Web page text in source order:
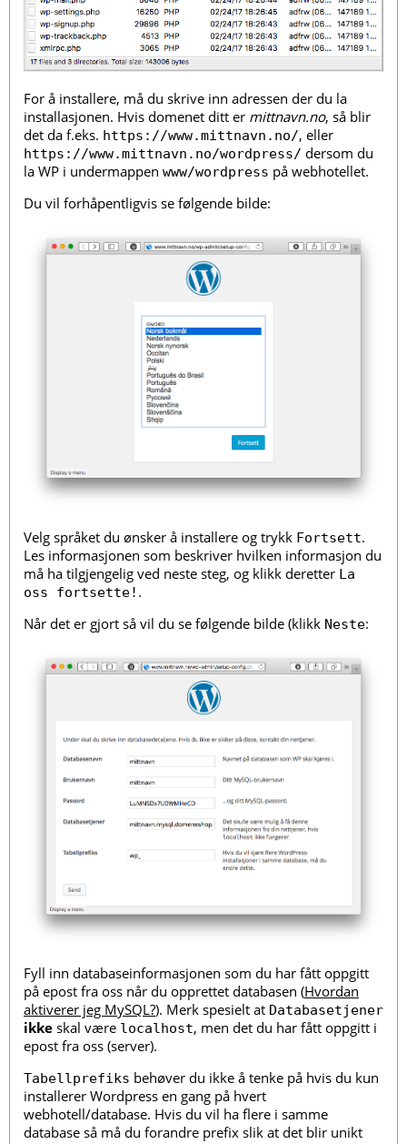
For å installere, må du skrive inn adressen der du la
installasjonen. Hvis domenet ditt er mittnavn.no, så blir
det da f.eks. https://www.mittnavn.no/, eller
https://www.mittnavn.no/wordpress/ dersom du
la WP i undermappen www/wordpress på webhotellet.
Du vil forhåpentligvis se følgende bilde:
Velg språket du ønsker å installere og trykk Fortsett.
Les informasjonen som beskriver hvilken informasjon du
må ha tilgjengelig ved neste steg, og klikk deretter La
oss fortsette! .
Når det er gjort så vil du se følgende bilde (klikk Neste:
Fyll inn databaseinformasjonen som du har fått oppgitt
på epost fra oss når du opprettet databasen (Hvordan
aktiverer jeg MySQL?). Merk spesielt at Databasetjener
ikke skal være localhost, men det du har fått oppgitt i
epost fra oss (server).
Tabellprefiks behøver du ikke å tenke på hvis du kun
installerer Wordpress en gang på hvert
webhotell/database. Hvis du vil ha flere i samme
database så må du forandre prefix slik at det blir unikt